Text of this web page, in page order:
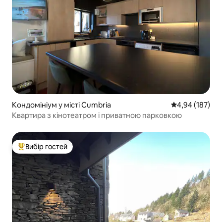
Кондомініум у місті Cumbria Середня
4,94 (187)
Квартира з кінотеатром і приватною парковкою
Топ вибір гостей
Вибір гостей